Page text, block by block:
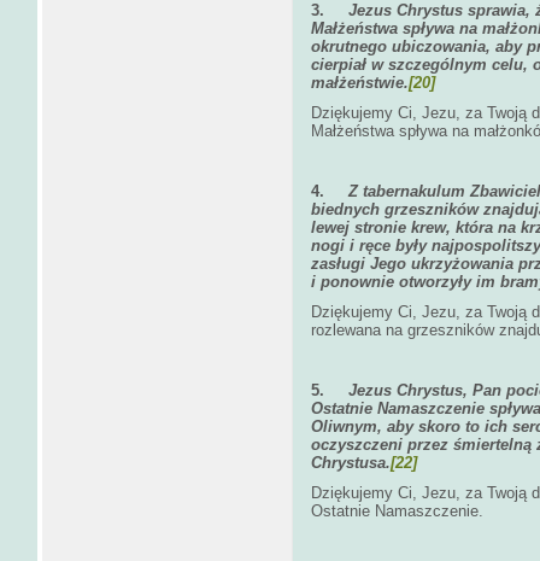
3. Jezus Chrystus sprawia,
Małżeństwa spływa na
okrutnego ubiczowania, aby
cierpiał w szczególnym celu,
małżeństwie.[20]
Dziękujemy Ci, Jezu, za Twoją
Małżeństwa spływa na
4.Z tabernakulum
biednych grzeszników
lewej stronie krew, która na
nogi i ręce były
zasługi Jego ukrzyżowania
i ponownie otworzyły im
Dziękujemy Ci, Jezu, za Twoją
rozlewana na grzeszników
5. Jezus Chrystus, Pan
Ostatnie Namaszczenie
Oliwnym, aby skoro to ich
oczyszczeni przez śmiertelną
Chrystusa.[22]
Dziękujemy Ci, Jezu, za Twoją
Ostatnie Namaszczenie.